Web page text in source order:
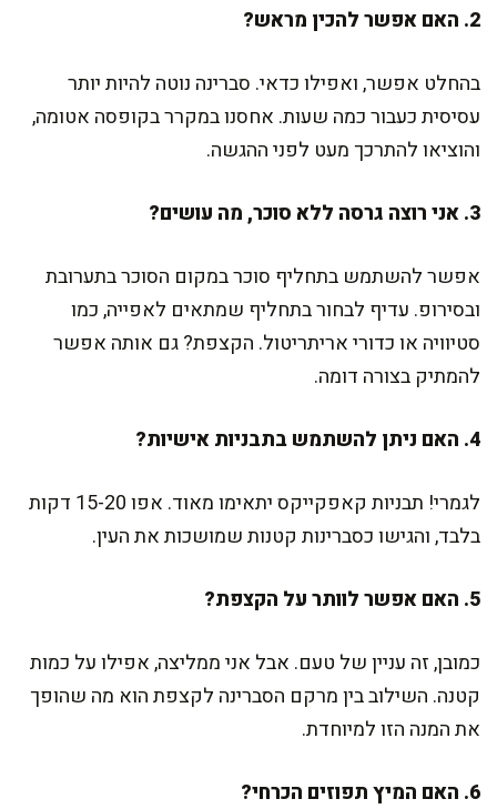
2. האם אפשר להכין מראש?
בהחלט אפשר, ואפילו כדאי. סברינה נוטה להיות יותר
עסיסית כעבור כמה שעות. אחסנו במקרר בקופסה אטומה,
והוציאו להתרכך מעט לפני ההגשה.
3. אני רוצה גרסה ללא סוכר, מה עושים?
אפשר להשתמש בתחליף סוכר במקום הסוכר בתערובת
ובסירופ. עדיף לבחור בתחליף שמתאים לאפייה, כמו
סטיוויה או כדורי אריתריטול. הקצפת? גם אותה אפשר
להמתיק בצורה דומה.
4. האם ניתן להשתמש בתבניות אישיות?
לגמרי! תבניות קאפקייקס יתאימו מאוד. אפו 15-20 דקות
בלבד, והגישו כסברינות קטנות שמושכות את העין.
5. האם אפשר לוותר על הקצפת?
כמובן, זה עניין של טעם. אבל אני ממליצה, אפילו על כמות
קטנה. השילוב בין מרקם הסברינה לקצפת הוא מה שהופך
את המנה הזו למיוחדת.
6. האם המיץ תפוזים הכרחי?